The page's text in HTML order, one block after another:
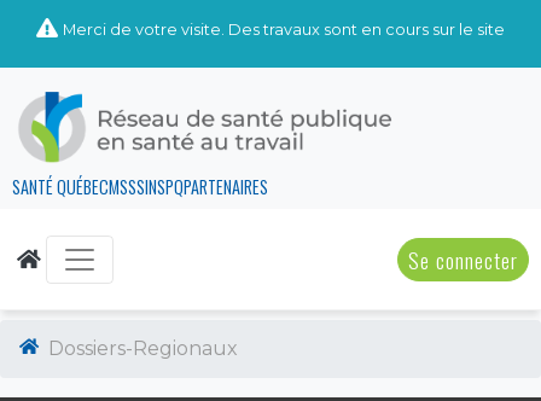
Merci de votre visite. Des travaux sont en cours sur le site
SANTÉ QUÉBECMSSSINSPQPARTENAIRES
Se connecter
Dossiers-Regionaux